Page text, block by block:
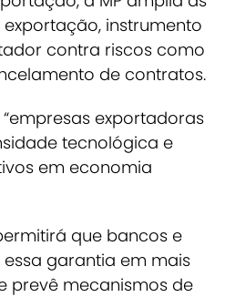
instrumento
contra riscos como
de contratos.
exportadoras
tecnológica e
em economia
que bancos e
garantia em mais
prevê mecanismos de